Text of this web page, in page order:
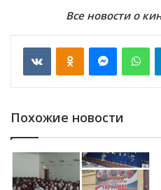
Все новости о
VKontakte WhatsApp
Похожие новости